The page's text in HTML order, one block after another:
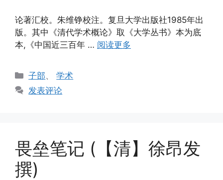
论著汇校。朱维铮校注。复旦大学出版社1985年出
版。其中《清代学术概论》取《大学丛书》本为底
本,《中国近三百年 … 阅读更多
分
类
子部、学术
发表评论
畏垒笔记 (【清】徐昂发
撰)